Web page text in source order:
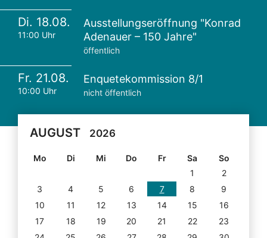
Di. 18.08.
11:00 Uhr
Ausstellungseröffnung "Konrad
Adenauer – 150 Jahre"
öffentlich
Fr. 21.08.
10:00 Uhr
Enquetekommission 8/1
nicht öffentlich
AUGUST 2026
Mo Di Mi Do Fr Sa
So
1
2
3
4 5 6 7 8
9
10
11 12 13 14 15
16
17
18 19 20 21 22
23